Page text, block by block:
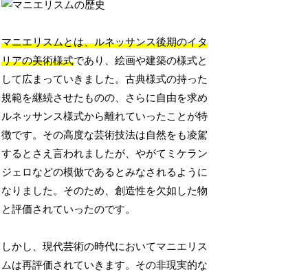
マニエリスムとは、ルネッサンス後期のイタ
リアの美術様式であり、絵画や建築の様式と
して広まっていきました。古典様式の持った
規範を継続させたものの、さらに自由を求め
ルネッサンス様式から離れていったことが特
徴です。その高度な芸術技法は自然をも凌駕
するとさえ言われましたが、やがてミケラン
ジェロなどの模倣であるとみなされるように
なりました。そのため、創造性を欠如した物
と評価されていったのです。
しかし、現代芸術の時代においてマニエリス
ムは再評価されていきます。その非現実的な